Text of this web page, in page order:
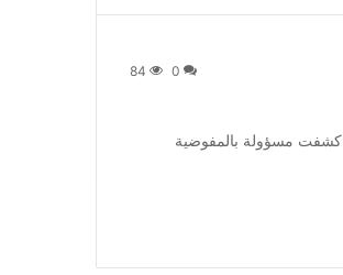
0
84
من صحيفة اشراق العالم 24:[ad_1] إعلان: شاهد أجمل الأفلام والمسلسلات 2021 كشفت مسؤولة بالمفوضية